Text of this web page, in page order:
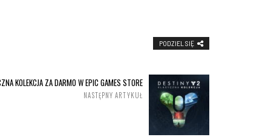
PODZIEL SIĘ
KOLEKCJA ZA DARMO W EPIC GAMES STORE
NASTĘPNY ARTYKUŁ